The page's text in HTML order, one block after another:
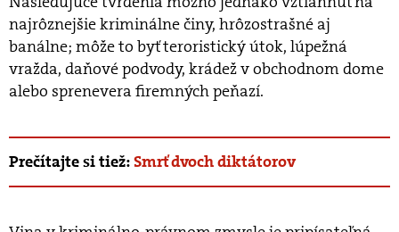
najrôznejšie kriminálne činy, hrôzostrašné aj
banálne; môže to byť teroristický útok, lúpežná
vražda, daňové podvody, krádež v obchodnom dome
alebo sprenevera firemných peňazí.
Prečítajte si tiež:Smrť dvoch diktátorov